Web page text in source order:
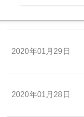
2020年01月30日
2020年01月29日
2020年01月28日